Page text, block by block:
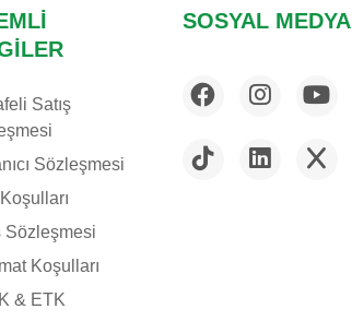
Satış
Sözleşmesi
Sözleşmesi
Koşulları
& ETK
SOSYAL MEDYA